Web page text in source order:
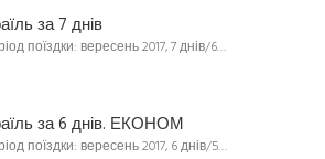
за 7 днів
поїздки: вересень 2017, 7 днів/6…
за 6 днів. ЕКОНОМ
поїздки: вересень 2017, 6 днів/5…